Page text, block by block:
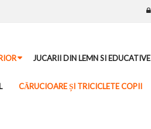
JUCARII DIN LEMN SI EDUCATIVE
CĂRUCIOARE ȘI TRICICLETE COPII